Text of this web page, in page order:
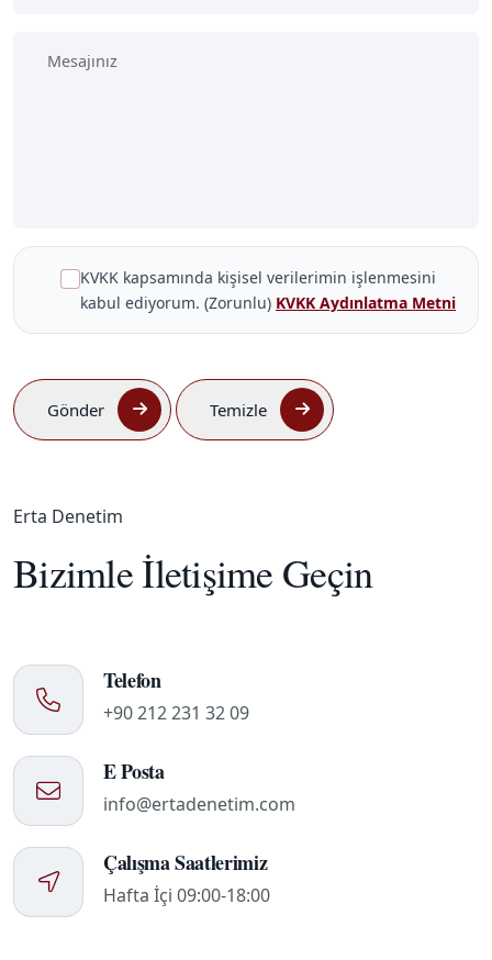
KVKK kapsamında kişisel verilerimin işlenmesini
kabul ediyorum. (Zorunlu) KVKK Aydınlatma Metni
Gönder Temizle
Erta Denetim
Bizimle İletişime Geçin
Telefon
+90 212 231 32 09
E Posta
info@ertadenetim.com
Çalışma Saatlerimiz
Hafta İçi 09:00-18:00